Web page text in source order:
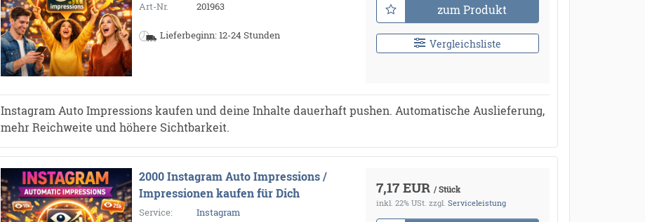
Art-Nr.
201963
Lieferbeginn: 12-24 Stunden
zum Produkt
Vergleichsliste
Instagram Auto Impressions kaufen und deine Inhalte dauerhaft pushen. Automatische Auslieferung,
mehr Reichweite und höhere Sichtbarkeit.
2000 Instagram Auto Impressions /
Impressionen kaufen für Dich
Service:
Instagram
7,17 EUR / Stück
inkl. 22% USt. zzgl. Serviceleistung